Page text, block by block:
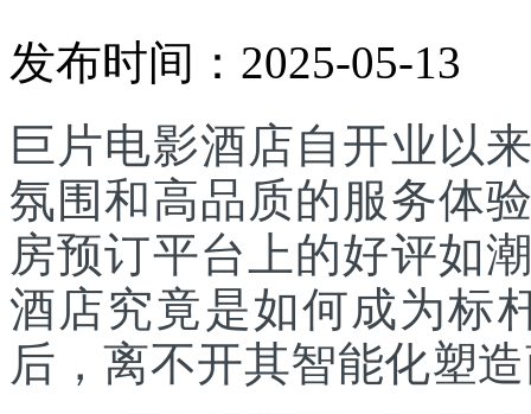
发布时间：2025-05-13
巨片电影酒店自开业以
氛围和高品质的服务体
房预订平台上的好评如
酒店究竟是如何成为标
后，离不开其智能化塑